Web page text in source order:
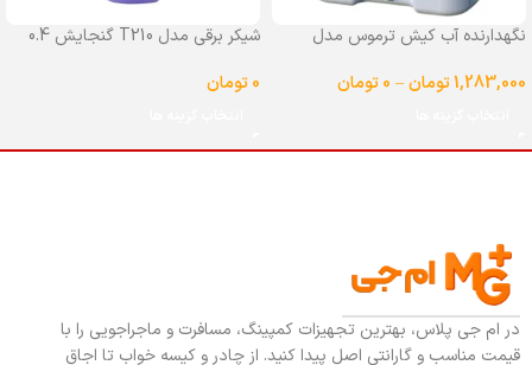
نگهدارنده آب کیش ترموس مدل
1,283,000تومان–
0تومان
شیکر برقی مدل T210 گنجایش 0.4
0تومان
در ام جی پلاس، بهترین تجهیزات کمپینگ، مسافرت و ماجراجویی را با
قیمت مناسب و گارانتی اصل پیدا کنید. از چادر و کیسه خواب تا اجاق